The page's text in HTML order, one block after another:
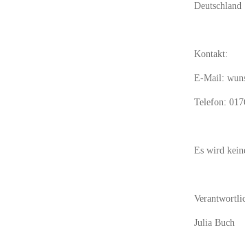
Deutschland
Kontakt:
E-Mail:
Telefon:
Es wird
Julia Buch